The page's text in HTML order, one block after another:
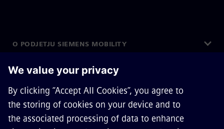
O PODJETJU SIEMENS MOBILITY
STOPITE V STIK
KARIERA